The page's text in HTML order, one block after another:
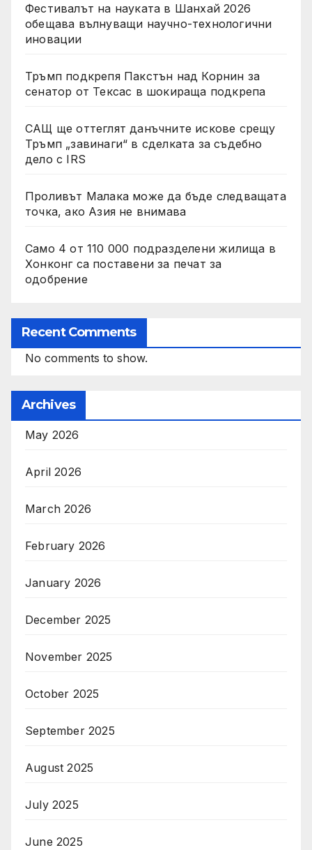
Фестивалът на науката в Шанхай 2026
обещава вълнуващи научно-технологични
иновации
Тръмп подкрепя Пакстън над Корнин за
сенатор от Тексас в шокираща подкрепа
САЩ ще оттеглят данъчните искове срещу
Тръмп „завинаги“ в сделката за съдебно
дело с IRS
Проливът Малака може да бъде следващата
точка, ако Азия не внимава
Само 4 от 110 000 подразделени жилища в
Хонконг са поставени за печат за
одобрение
Recent Comments
No comments to show.
Archives
May 2026
April 2026
March 2026
February 2026
January 2026
December 2025
November 2025
October 2025
September 2025
August 2025
July 2025
June 2025